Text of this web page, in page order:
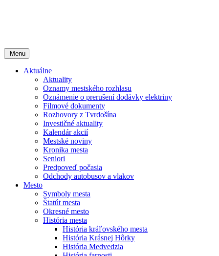
Menu
Aktuálne
Aktuality
Oznamy mestského rozhlasu
Oznámenie o prerušení dodávky elektriny
Filmové dokumenty
Rozhovory z Tvrdošína
Investičné aktuality
Kalendár akcií
Mestské noviny
Kronika mesta
Seniori
Predpoveď počasia
Odchody autobusov a vlakov
Mesto
Symboly mesta
Štatút mesta
Okresné mesto
História mesta
História kráľovského mesta
História Krásnej Hôrky
História Medvedzia